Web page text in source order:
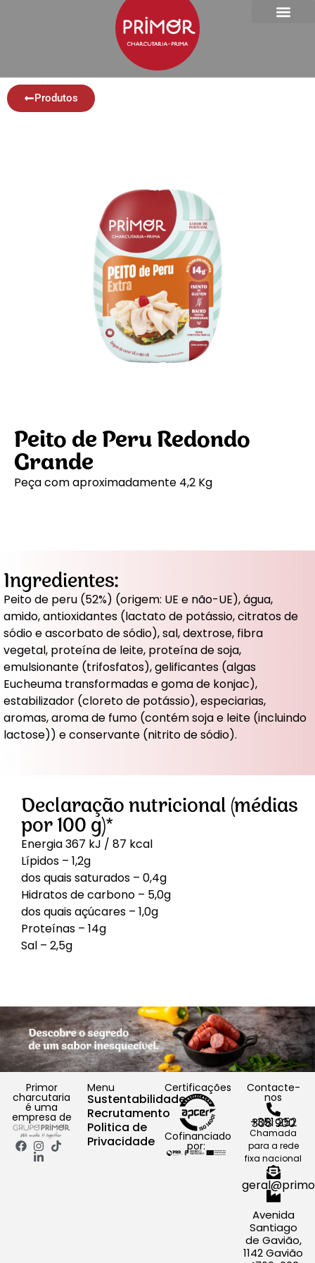
Produtos
Peito de Peru Redondo
Grande
Peça com aproximadamente 4,2 Kg
Ingredientes:
Peito de peru (52%) (origem: UE e não-UE), água,
amido, antioxidantes (lactato de potássio, citratos de
sódio e ascorbato de sódio), sal, dextrose, fibra
vegetal, proteína de leite, proteína de soja,
emulsionante (trifosfatos), gelificantes (algas
Eucheuma transformadas e goma de konjac),
estabilizador (cloreto de potássio), especiarias,
aromas, aroma de fumo (contém soja e leite (incluindo
lactose)) e conservante (nitrito de sódio).
Declaração nutricional (médias
por 100 g)*
Energia 367 kJ / 87 kcal
Lípidos – 1,2g
dos quais saturados – 0,4g
Hidratos de carbono – 5,0g
dos quais açúcares – 1,0g
Proteínas – 14g
Sal – 2,5g
Primor
charcutaria
é uma
empresa de
Menu
Sustentabilidade
Recrutamento
Politica de
Privacidade
Certificações
Cofinanciado
por:
Contacte-
nos
+351 252 308 900
Chamada
para a rede
fixa nacional
Avenida
Santiago
de Gavião,
1142 Gavião